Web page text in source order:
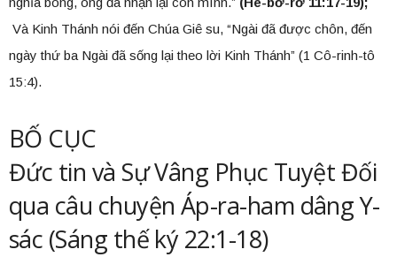
Và Kinh Thánh nói đến Chúa Giê su, “Ngài đã được chôn, đến
ngày thứ ba Ngài đã sống lại theo lời Kinh Thánh” (1 Cô-rinh-tô
15:4).
BỐ CỤC
Đức tin và Sự Vâng Phục Tuyệt Đối
qua câu chuyện Áp-ra-ham dâng Y-
sác (Sáng thế ký 22:1-18)